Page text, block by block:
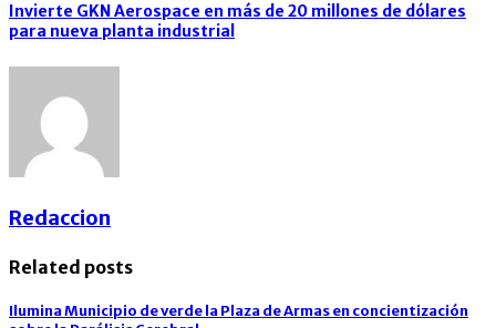
Invierte GKN Aerospace en más de 20 millones de dólares
para nueva planta industrial
Redaccion
Related posts
Ilumina Municipio de verde la Plaza de Armas en concientización